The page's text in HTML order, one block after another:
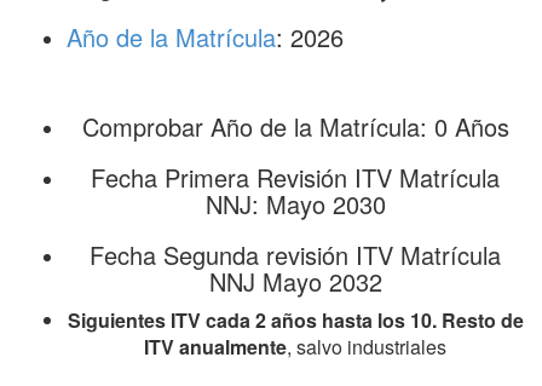
Año de la Matrícula: 2026
Comprobar Año de la Matrícula: 0 Años
Fecha Primera Revisión ITV Matrícula
NNJ: Mayo 2030
Fecha Segunda revisión ITV Matrícula
NNJ Mayo 2032
Siguientes ITV cada 2 años hasta los 10. Resto de
ITV anualmente, salvo industriales